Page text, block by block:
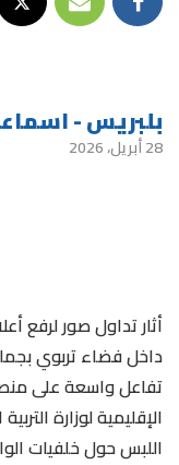
بلبريس -
28 أبريل، 2026
أثار تداول صور لرفع
داخل فضاء تربوي
تفاعل واسعة على
الإقليمية لوزارة
اللبس حول خلفيات